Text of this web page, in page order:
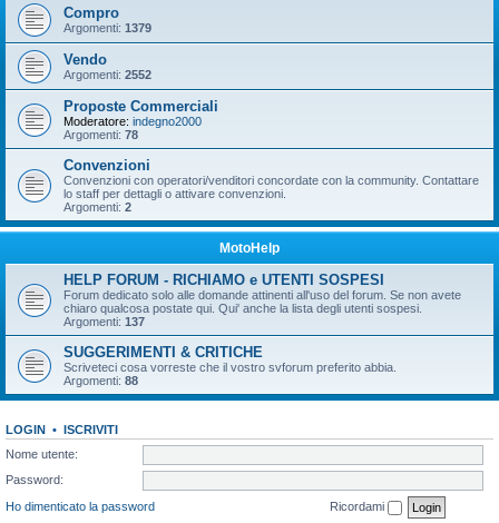
Compro
Argomenti: 1379
Vendo
Argomenti: 2552
Proposte Commerciali
Moderatore: indegno2000
Argomenti: 78
Convenzioni
Convenzioni con operatori/venditori concordate con la community. Contattare
lo staff per dettagli o attivare convenzioni.
Argomenti: 2
MotoHelp
HELP FORUM - RICHIAMO e UTENTI SOSPESI
Forum dedicato solo alle domande attinenti all'uso del forum. Se non avete
chiaro qualcosa postate qui. Qui' anche la lista degli utenti sospesi.
Argomenti: 137
SUGGERIMENTI & CRITICHE
Scriveteci cosa vorreste che il vostro svforum preferito abbia.
Argomenti: 88
LOGIN • ISCRIVITI
Nome utente:
Password:
Ho dimenticato la password
Ricordami